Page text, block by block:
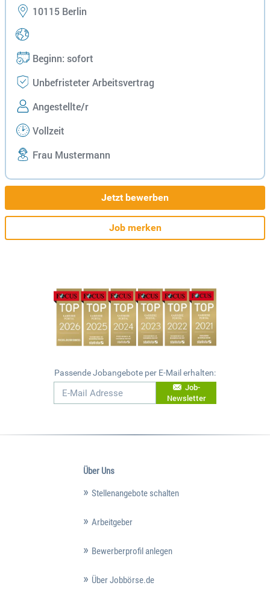
10115 Berlin
Beginn: sofort
Unbefristeter Arbeitsvertrag
Angestellte/r
Vollzeit
Frau Mustermann
Jetzt bewerben
Job merken
Passende Jobangebote per E-Mail erhalten:
Job-
Newsletter
Über Uns
Stellenangebote schalten
Arbeitgeber
Bewerberprofil anlegen
Über Jobbörse.de